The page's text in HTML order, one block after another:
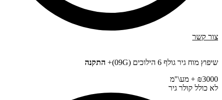
צור קשר
שיפוץ מוח גיר גולף 6 הילוכים (09G)+
התקנה
₪3000 + מע\"מ
לא כולל קולר גיר